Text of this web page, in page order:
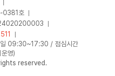
-0381호
09:30~17:30 / 점심시간
영)
reserved.